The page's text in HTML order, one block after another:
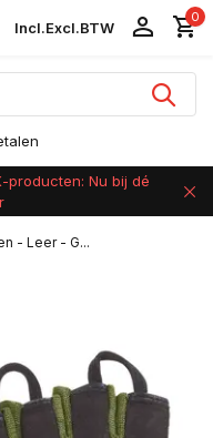
Incl.Excl.BTW
0
producten: Nu bij dé
- Leer - G...